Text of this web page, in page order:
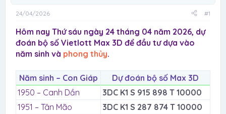
24/04/2026 #1
Hôm nay Thứ sáu ngày 24 tháng 04 năm 2026, dự
đoán bộ số Vietlott Max 3D để đầu tư dựa vào
năm sinh và phong thủy.
Năm sinh – Con Giáp
Dự đoán bộ số Max 3D
1950 – Canh Dần
3DC K1 S 915 898 T 10000
1951 – Tân Mão
3DC K1 S 287 874 T 10000